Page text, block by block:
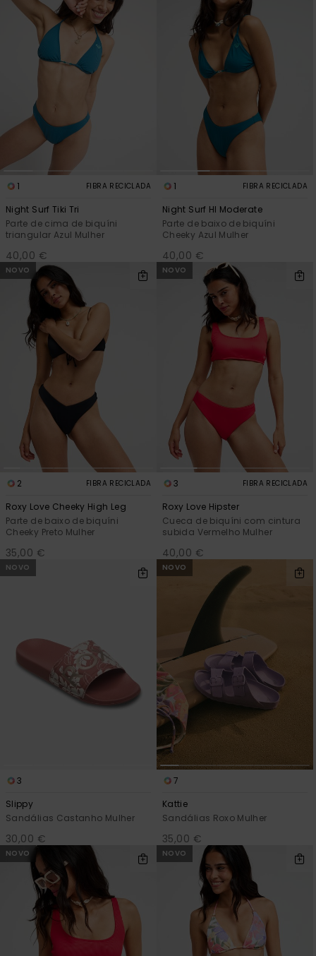
1 FIBRA RECICLADA
Night Surf Tiki Tri
Parte de cima de biquíni
triangular Azul Mulher
40,00 €
1 FIBRA RECICLADA
Night Surf Hl Moderate
Parte de baixo de biquíni
Cheeky Azul Mulher
40,00 €
NOVO
2 FIBRA RECICLADA
Roxy Love Cheeky High Leg
Parte de baixo de biquíni
Cheeky Preto Mulher
35,00 €
NOVO
3 FIBRA RECICLADA
Roxy Love Hipster
Cueca de biquíni com cintura
subida Vermelho Mulher
40,00 €
NOVO
3
Slippy
Sandálias Castanho Mulher
30,00 €
NOVO
7
Kattie
Sandálias Roxo Mulher
35,00 €
NOVO NOVO